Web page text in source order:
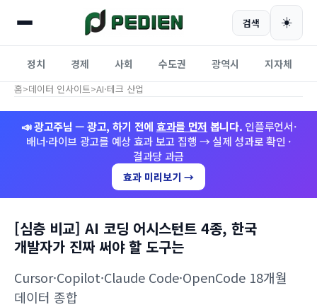
검색 ☀️
정치 경제 사회 수도권 광역시 지자체
홈>데이터 인사이트>AI·테크 산업
📣 광고주님 — 광고, 하기 전에 효과를 먼저 봅니다. 인플루언서·
배너·라이브 광고를 예상 효과 보고 집행 → 실제 성과로 확인 ·
결과당 과금
효과 미리보기 →
[심층 비교] AI 코딩 어시스턴트 4종, 한국
개발자가 진짜 써야 할 도구는
Cursor·Copilot·Claude Code·OpenCode 18개월
데이터 종합